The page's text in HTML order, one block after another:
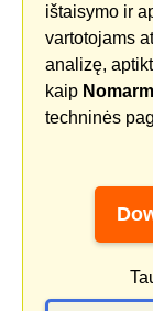
ištaisymo ir
vartotojams
analizę,
kaip
techninės